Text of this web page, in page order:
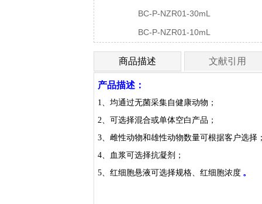
BC-P-NZR01-30mL
BC-P-NZR01-10mL
商品描述 文献引用
产品描述：
1、 均通过无菌采集自健康动物 ；
2、 可选择混合或单体空白产品；
3、雌性动物和雄性动物数量可根据客户选择
4、血浆可选择抗凝剂；
5、红细胞悬液可选择规格、红细胞浓度 。